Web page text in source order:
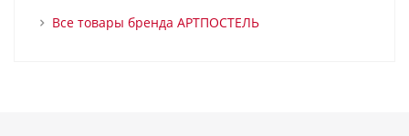
Все товары бренда АРТПОСТЕЛЬ